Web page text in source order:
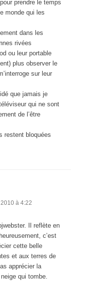
prendre le temps
monde qui les
dans les
rivées
ou leur portable
plus observer le
sur leur
que jamais je
qui ne sont
de l’être
restent bloquées
à 4:22
Il reflète en
c’est
cette belle
et aux terres de
apprécier la
qui tombe.